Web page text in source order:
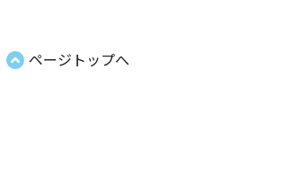
ページトップへ